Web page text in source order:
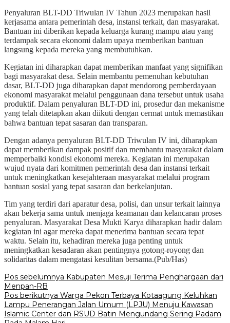
Penyaluran BLT-DD Triwulan IV Tahun 2023 merupakan hasil
kerjasama antara pemerintah desa, instansi terkait, dan masyarakat.
Bantuan ini diberikan kepada keluarga kurang mampu atau yang
terdampak secara ekonomi dalam upaya memberikan bantuan
langsung kepada mereka yang membutuhkan.
Kegiatan ini diharapkan dapat memberikan manfaat yang signifikan
bagi masyarakat desa. Selain membantu pemenuhan kebutuhan
dasar, BLT-DD juga diharapkan dapat mendorong pemberdayaan
ekonomi masyarakat melalui penggunaan dana tersebut untuk usaha
produktif. Dalam penyaluran BLT-DD ini, prosedur dan mekanisme
yang telah ditetapkan akan diikuti dengan cermat untuk memastikan
bahwa bantuan tepat sasaran dan transparan.
Dengan adanya penyaluran BLT-DD Triwulan IV ini, diharapkan
dapat memberikan dampak positif dan membantu masyarakat dalam
memperbaiki kondisi ekonomi mereka. Kegiatan ini merupakan
wujud nyata dari komitmen pemerintah desa dan instansi terkait
untuk meningkatkan kesejahteraan masyarakat melalui program
bantuan sosial yang tepat sasaran dan berkelanjutan.
Tim yang terdiri dari aparatur desa, polisi, dan unsur terkait lainnya
akan bekerja sama untuk menjaga keamanan dan kelancaran proses
penyaluran. Masyarakat Desa Mukti Karya diharapkan hadir dalam
kegiatan ini agar mereka dapat menerima bantuan secara tepat
waktu. Selain itu, kehadiran mereka juga penting untuk
meningkatkan kesadaran akan pentingnya gotong-royong dan
solidaritas dalam mengatasi kesulitan bersama.(Pub/Has)
Navigasi
pos
Pos sebelumnya Kabupaten Mesuji Terima Penghargaan dari
Menpan-RB
Pos berikutnya Warga Pekon Terbaya Kotaagung Keluhkan
Lampu Penerangan Jalan Umum (LPJU) Menuju Kawasan
Islamic Center dan RSUD Batin Mengundang Sering Padam